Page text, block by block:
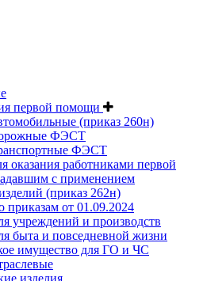
первой помощи
(приказ 260н)
ФЭСТ
ФЭСТ
оказания работниками первой
с применением
(приказ 262н)
приказам от 01.09.2024
учреждений и производств
быта и повседневной жизни
имущество для ГО и ЧС
изделия